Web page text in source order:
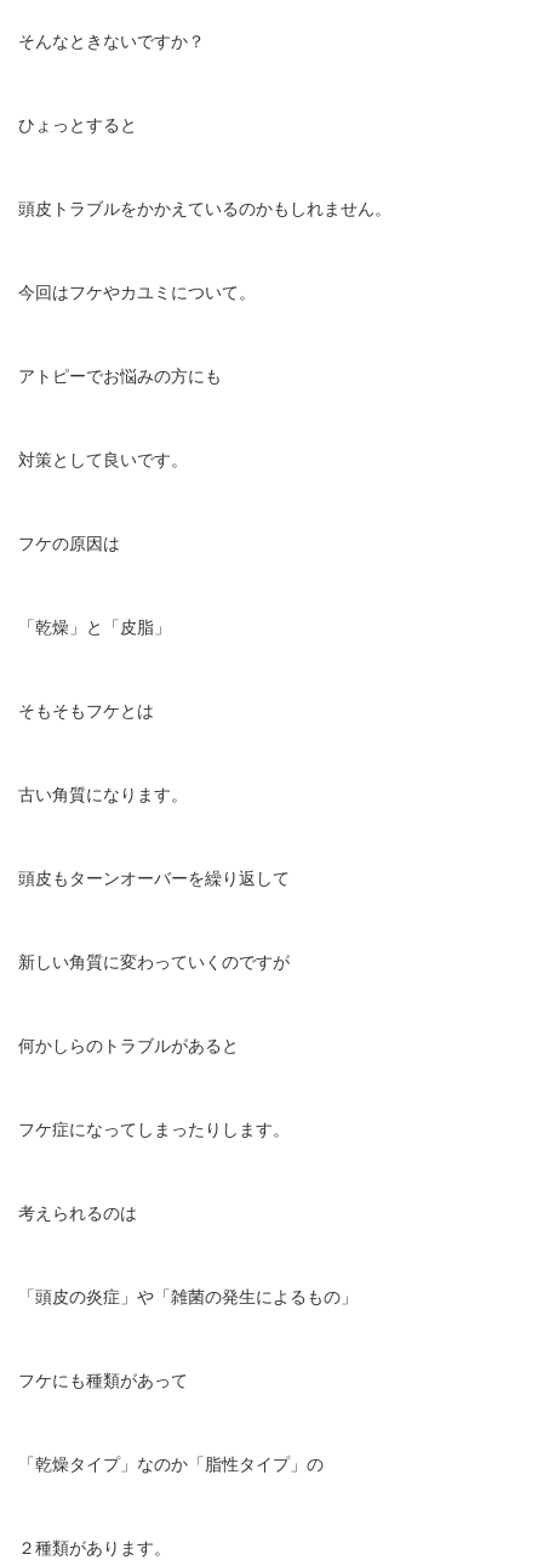
そんなときないですか？
ひょっとすると
頭皮トラブルをかかえているのかもしれません。
今回はフケやカユミについて。
アトピーでお悩みの方にも
対策として良いです。
フケの原因は
「乾燥」と「皮脂」
そもそもフケとは
古い角質になります。
頭皮もターンオーバーを繰り返して
新しい角質に変わっていくのですが
何かしらのトラブルがあると
フケ症になってしまったりします。
考えられるのは
「頭皮の炎症」や「雑菌の発生によるもの」
フケにも種類があって
「乾燥タイプ」なのか「脂性タイプ」の
２種類があります。